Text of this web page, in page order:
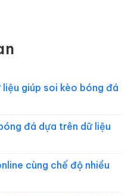
giúp soi kèo bóng đá
đá dựa trên dữ liệu
cùng chế độ nhiều